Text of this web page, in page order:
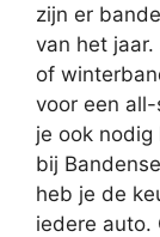
zijn er
van het
of
voor een
je ook
bij
heb je de
iedere auto.